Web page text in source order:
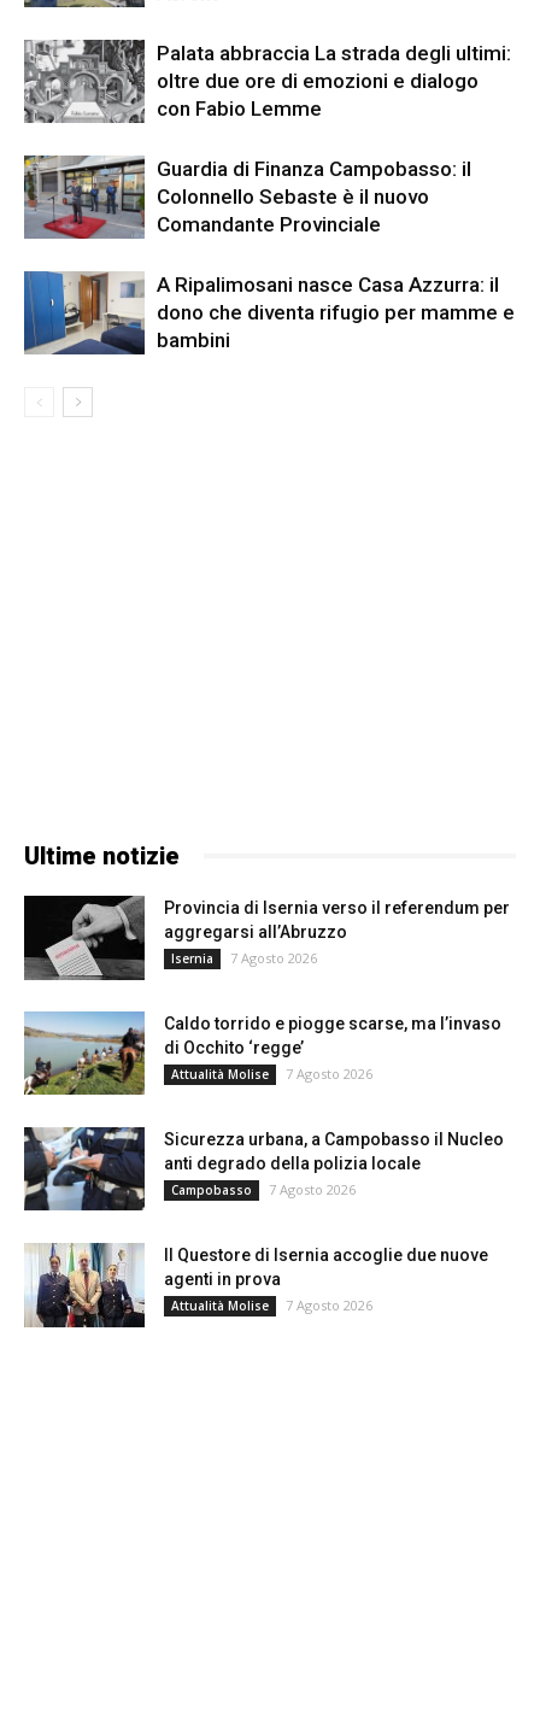
Palata abbraccia La strada degli ultimi:
oltre due ore di emozioni e dialogo
con Fabio Lemme
Guardia di Finanza Campobasso: il
Colonnello Sebaste è il nuovo
Comandante Provinciale
A Ripalimosani nasce Casa Azzurra: il
dono che diventa rifugio per mamme e
bambini
Ultime notizie
Provincia di Isernia verso il referendum per
aggregarsi all’Abruzzo
Isernia 7 Agosto 2026
Caldo torrido e piogge scarse, ma l’invaso
di Occhito ‘regge’
Attualità Molise 7 Agosto 2026
Sicurezza urbana, a Campobasso il Nucleo
anti degrado della polizia locale
Campobasso 7 Agosto 2026
Il Questore di Isernia accoglie due nuove
agenti in prova
Attualità Molise 7 Agosto 2026